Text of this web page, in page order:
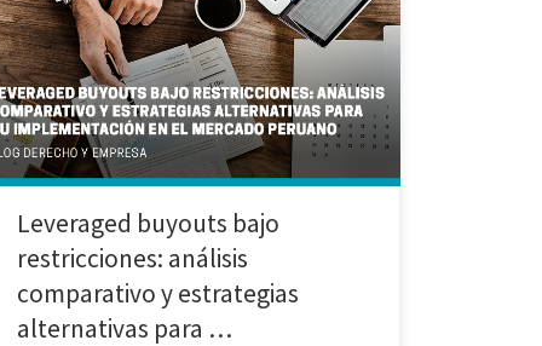
Pumacahua y Joaquín Alejandro Chalco Talledo
Introducción Las operaciones de Leveraged Buyout
(LBO) han experimentado un notable incremento en
el mercado local en los últimos años, sin embargo, el
concepto de Leveraged Buyout (LBO), o compra
apalancada, […]
Leveraged buyouts bajo
restricciones: análisis
comparativo y estrategias
alternativas para …